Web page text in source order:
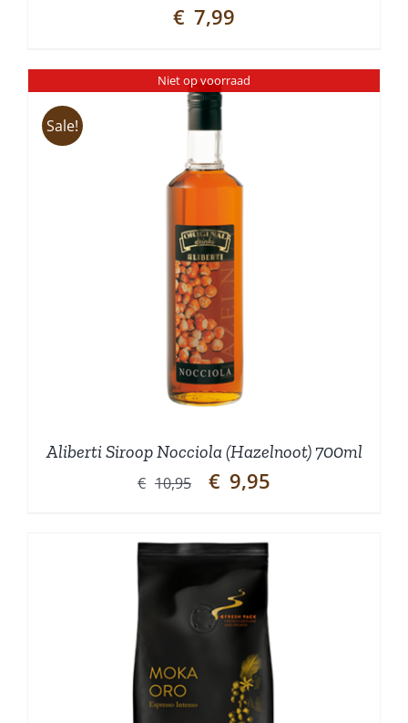
€ 7,99
Niet op voorraad
Sale!
Aliberti Siroop Nocciola (Hazelnoot) 700ml
€ 10,95
Oorspronkelijke
€10,95.
€ 9,95